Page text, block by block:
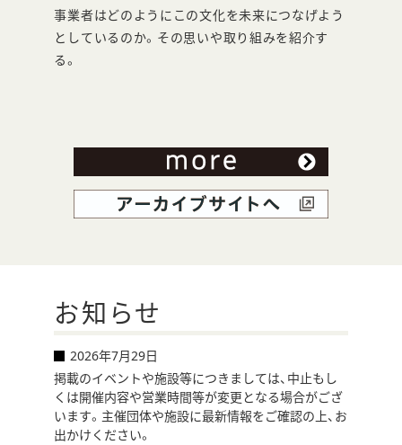
ン
ド
ま
す
事業者はどのようにこの文化を未来につなげよう
としているのか。その思いや取り組みを紹介す
る。
お知らせ
2026年7月29日
掲載のイベントや施設等につきましては、中止もし
くは開催内容や営業時間等が変更となる場合がござ
います。主催団体や施設に最新情報をご確認の上、お
出かけください。